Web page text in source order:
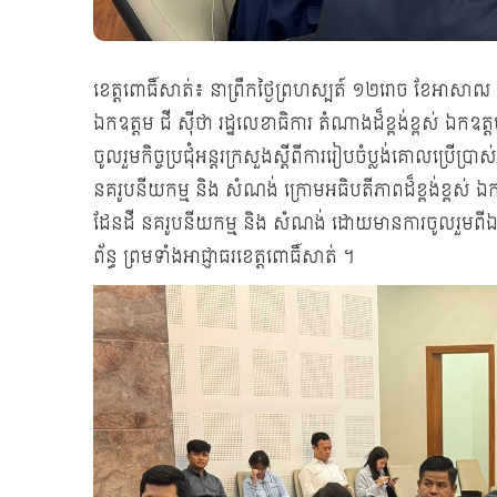
ខេត្តពោធិ៍សាត់៖ នាព្រឹកថ្ងៃព្រហស្បត៍ ១២រោច ខែអាស
ឯកឧត្ដម ជី ស៊ីថា រដ្ឋលេខាធិការ តំណាងដ៏ខ្ពង់ខ្ពស់ ឯកឧ
ចូលរួមកិច្ចប្រជុំអន្ដរក្រសួងស្ដីពីការរៀបចំប្លង់គោលប្រើប្
នគរូបនីយកម្ម និង សំណង់ ក្រោមអធិបតីភាពដ៏ខ្ពង់ខ្ពស់ ឯក
ដែនដី នគរូបនីយកម្ម និង សំណង់ ដោយមានការចូលរួម
ព័ន្ធ ព្រមទាំងអាជ្ញាធរខេត្តពោធិ៍សាត់ ។